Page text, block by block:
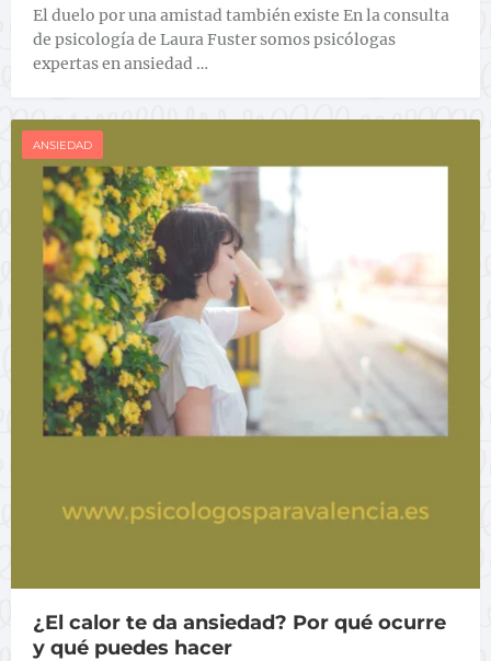
El duelo por una amistad también existe En la consulta
de psicología de Laura Fuster somos psicólogas
expertas en ansiedad …
ANSIEDAD
¿El calor te da ansiedad? Por qué ocurre
y qué puedes hacer